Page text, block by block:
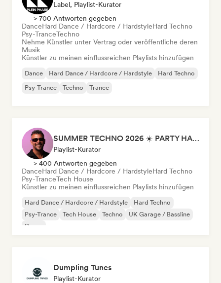
Label, Playlist-Kurator
> 700 Antworten gegeben
DanceHard Dance / Hardcore / HardstyleHard Techno
Psy-TranceTechno
Nehme Künstler unter Vertrag oder veröffentliche deren
Musik
Künstler zu meinen einflussreichen Playlists hinzufügen
Dance Hard Dance / Hardcore / Hardstyle
Hard Techno
Psy-Trance
Techno Trance
SUMMER TECHNO 2026 ☀️ PARTY HARD by Sebastian Bronk
Playlist-Kurator
> 400 Antworten gegeben
DanceHard Dance / Hardcore / HardstyleHard Techno
Psy-TranceTech House
Künstler zu meinen einflussreichen Playlists hinzufügen
Hard Dance / Hardcore / Hardstyle
Hard Techno
Psy-Trance
Tech House Techno
UK Garage / Bassline
Dance
Dumpling Tunes
Playlist-Kurator